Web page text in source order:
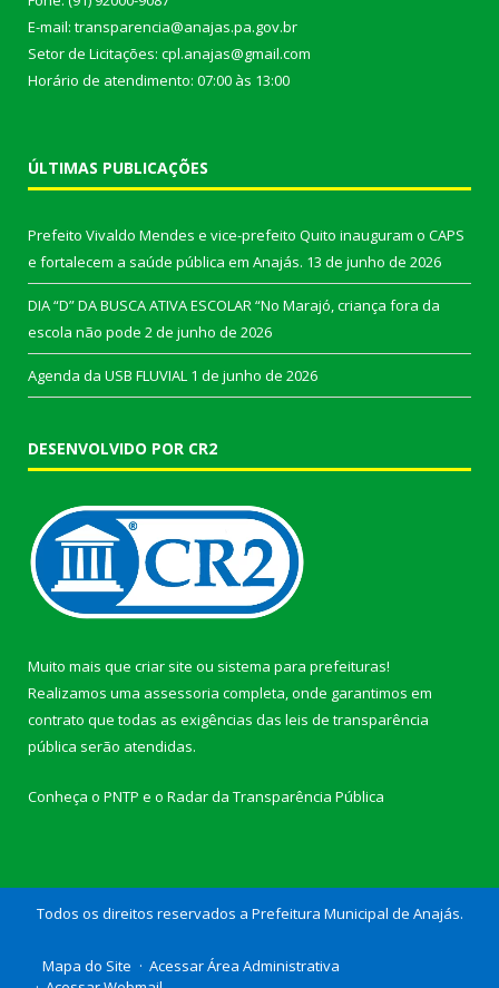
E-mail: transparencia@anajas.pa.gov.br
Setor de Licitações: cpl.anajas@gmail.com
Horário de atendimento: 07:00 às 13:00
ÚLTIMAS PUBLICAÇÕES
Prefeito Vivaldo Mendes e vice-prefeito Quito inauguram o CAPS
e fortalecem a saúde pública em Anajás. 13 de junho de 2026
DIA “D” DA BUSCA ATIVA ESCOLAR “No Marajó, criança fora da
escola não pode 2 de junho de 2026
Agenda da USB FLUVIAL 1 de junho de 2026
DESENVOLVIDO POR CR2
Muito mais que criar site ou sistema para prefeituras!
Realizamos uma assessoria completa, onde garantimos em
contrato que todas as exigências das leis de transparência
pública serão atendidas.
Conheça o PNTP e o Radar da Transparência Pública
Todos os direitos reservados a Prefeitura Municipal de Anajás.
Mapa do Site
Acessar Área Administrativa